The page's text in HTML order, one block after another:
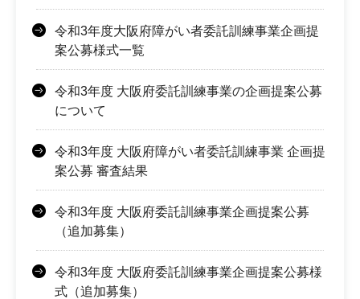
令和3年度大阪府障がい者委託訓練事業企画提
案公募様式一覧
令和3年度 大阪府委託訓練事業の企画提案公募
について
令和3年度 大阪府障がい者委託訓練事業 企画提
案公募 審査結果
令和3年度 大阪府委託訓練事業企画提案公募
（追加募集）
令和3年度 大阪府委託訓練事業企画提案公募様
式（追加募集）